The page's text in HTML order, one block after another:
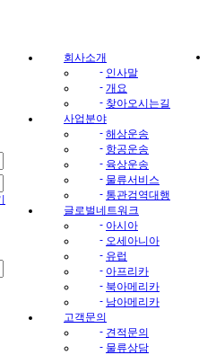
회사소개
- 인사말
- 개요
- 찾아오시는길
사업분야
- 해상운송
- 항공운송
- 육상운송
- 물류서비스
- 통관검역대행
글로벌네트워크
- 아시아
- 오세아니아
- 유럽
- 아프리카
- 북아메리카
- 남아메리카
고객문의
- 견적문의
- 물류상담